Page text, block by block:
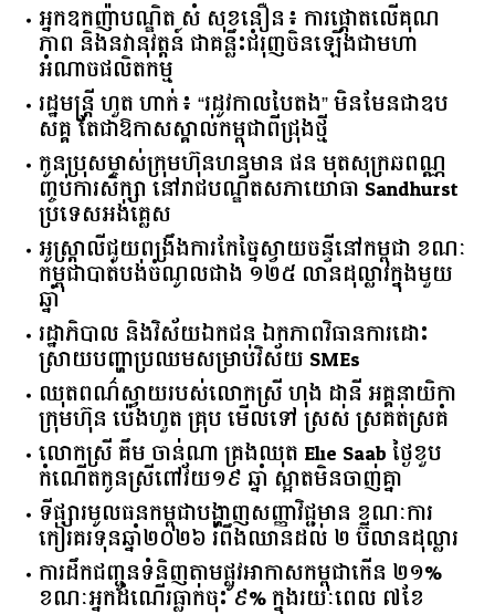
អ្នកឧកញ៉ាបណ្ឌិត សំ សុខនឿន៖ ការផ្តោតលើគុណ
ភាព និងនវានុវត្តន៍ ជាគន្លឹះជំរុញចិនឡើងជាមហា
អំណាចផលិតកម្ម
រដ្ឋមន្ត្រី ហួត ហាក់៖ “រដូវកាលបៃតង” មិនមែនជាឧប
សគ្គ តែជាឱកាសស្គាល់កម្ពុជាពីជ្រុងថ្មី
កូនប្រុសម្ចាស់ក្រុមហ៊ុនហនុមាន ផន មុតសុក្រឆពណ្ណ
ញ្ចប់ការសិក្សា នៅរាជបណ្ឌិតសភាយោធា Sandhurst
ប្រទេសអង់គ្លេស
អូស្ត្រាលី​ជួយ​ពង្រឹង​ការ​កែច្នៃ​ស្វាយចន្ទី​នៅ​កម្ពុជា​ ​ខណៈ​
កម្ពុជា​បាត់បង់​ចំណូល​ជាង​ ​១២៥​ ​លាន​ដុល្លារ​ក្នុង​មួយ​
ឆ្នាំ​
រដ្ឋាភិបាល​ ​និង​វិស័យ​ឯកជន ​ឯកភាព​វិធានការ​ដោះ
ស្រាយ​បញ្ហា​ប្រឈម​​សម្រាប់​វិស័យ​ ​SMEs​
ឈុតពណ៌ស្វាយរបស់លោកស្រី ហុង ដានី អគ្គ​នាយិកា​
ក្រុមហ៊ុន ប៉េងហួត គ្រុប មើលទៅ ស្រស់ ស្រគត់ស្រគំ
លោកស្រី គឹម ចាន់ណា គ្រងឈុត Elie Saab ថ្ងៃខួប
កំណើតកូនស្រីពៅវ័យ១៩ ឆ្នាំ ស្អាតមិនចាញ់គ្នា
ទីផ្សារ​មូលធន​កម្ពុជា​បង្ហាញ​សញ្ញា​វិជ្ជមាន​ ​ខណៈ​ការ​
កៀរគរ​ទុន​ឆ្នាំ​២០២៦​ ​រំពឹង​ឈានដល់​ ​២​ ​ប៊ីលាន​ដុល្លារ​
ការដឹកជញ្ជូនទំនិញតាមផ្លូវអាកាសកម្ពុជាកើន ២១%
ខណៈអ្នកដំណើរធ្លាក់ចុះ ៩% ក្នុងរយៈពេល ៧ខែ